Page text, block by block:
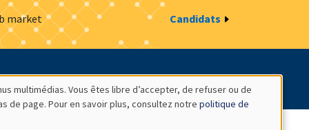
market Candidats
des cookies Intranet
multimédias. Vous êtes libre d’accepter, de refuser ou de
de page. Pour en savoir plus, consultez notre politique de